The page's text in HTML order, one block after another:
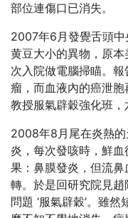
部位連傷口已消失。
2007年6月發覺舌頭
黄豆大小的異物，原
次入院做電腦掃瞄。
瘤，而血液內的癌泄
教授服氣辟穀強化班，
2008年8月尾在炎熱
炎，每次發咳時，鮮
果：鼻膜發炎，但流
轉。於是回研究院見
問題 ‘服氣辟穀’。雖